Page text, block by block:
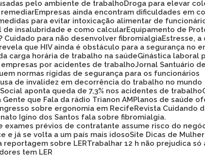
pelo ambiente de trabalho
Droga para elevar
remediar Empresas ainda encontram dificuldades em
para evitar intoxicação alimentar de
de insalubridade e como calcular Equipamento de
Cuidado para não desenvolver fibromialgia Estresse,
que HIV ainda é obstáculo para a segurança no
carga horária de trabalho na saúde
Ginástica
empresas por acidentes de trabalho Jornal Santuário
normas rígidas de segurança para os funcionários
de invalidez em decorrência do trabalho no mundo
Social aponta queda de 7,3% nos acidentes de trabalho
Gente que Fala da rádio Trianon AM
Planos de saúde
sobre ergonomia em Recife
Revista
Igino dos Santos fala sobre fibromialgia.
exames prévios de contratante assume risco do
e já se volta a um país mais idoso Site Dicas de
reportagem sobre LER
Trabalhar 12 h não prejudica
tem LER